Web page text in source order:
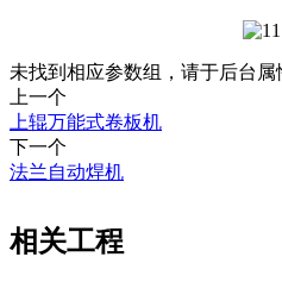
未找到相应参数组，请于后台属
上一个
上辊万能式卷板机
下一个
法兰自动焊机
相关工程